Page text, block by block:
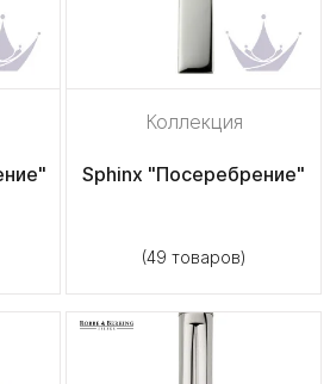
Коллекция
Sphinx "Посеребрение"
(49 товаров)